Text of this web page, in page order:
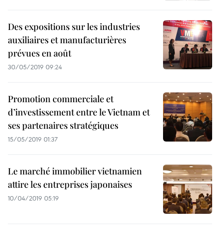
Des expositions sur les industries
auxiliaires et manufacturières
prévues en août
30/05/2019 09:24
Promotion commerciale et
d’investissement entre le Vietnam et
ses partenaires stratégiques
15/05/2019 01:37
Le marché immobilier vietnamien
attire les entreprises japonaises
10/04/2019 05:19